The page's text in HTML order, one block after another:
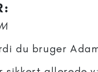
du bruger